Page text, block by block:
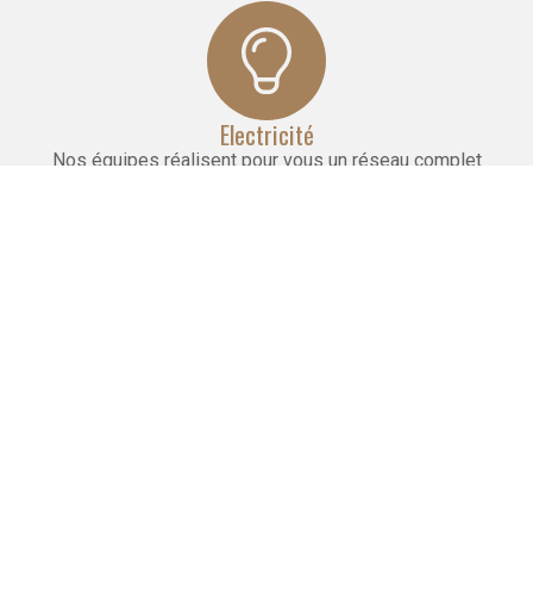
Electricité
Nos équipes réalisent pour vous un réseau complet